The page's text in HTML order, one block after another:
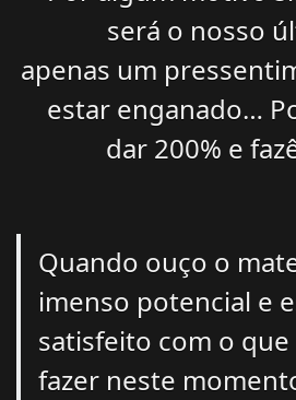
será o nosso
apenas um
estar enganado…
dar 200% e
Quando ouço o
imenso potencial e
satisfeito com o que
fazer neste